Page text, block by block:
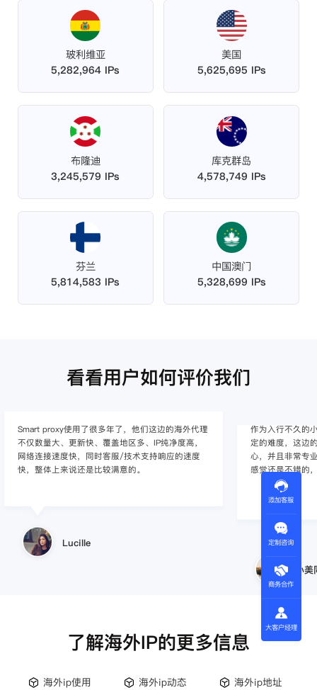
玻利维亚
5,282,964 IPs
美国
5,625,695 IPs
布隆迪
3,245,579 IPs
库克群岛
4,578,749 IPs
芬兰
5,814,583 IPs
中国澳门
5,328,699 IPs
看看用户如何评价我们
Smart proxy使用了很多年了，他们这边的海外代理
不仅数量大、更新快、覆盖地区多、IP纯净度高，
网络连接速度快，同时客服/技术支持响应的速度
快，整体上来说还是比较满意的。
Lucille
作为入行不久的
定的难度，这边
心，并且非常专
感觉还是不错的
小
了解海外IP的更多信息
海外ip使用 海外ip动态
海外ip地址
添加客服
定制咨询
商务合作
大客户经理